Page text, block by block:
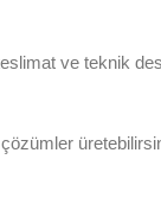
ve teknik